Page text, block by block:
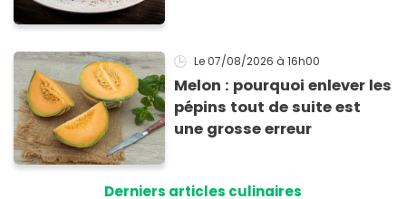
Le 07/08/2026 à 16h00
Melon : pourquoi enlever les
pépins tout de suite est
une grosse erreur
Derniers articles culinaires